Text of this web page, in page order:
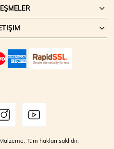
Tüm hakları saklıdır.